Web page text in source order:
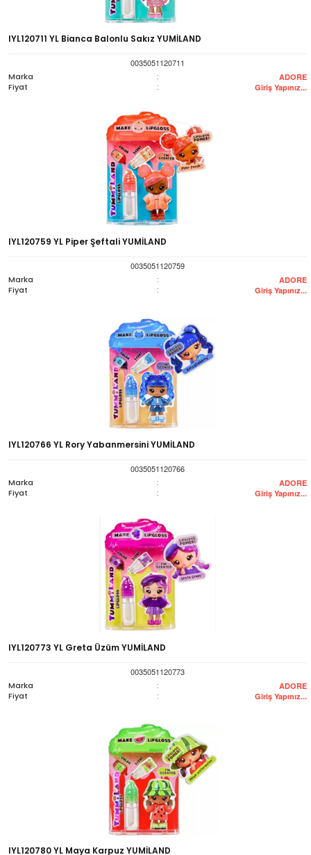
SYLVANIAN FAMILIES (191)
IYL120711 YL Bianca Balonlu Sakız YUMİLAND
0035051120711
Marka
: ADORE
Fiyat : Giriş Yapınız...
IYL120759 YL Piper Şeftali YUMİLAND
0035051120759
Marka
: ADORE
Fiyat : Giriş Yapınız...
IYL120766 YL Rory Yabanmersini YUMİLAND
0035051120766
Marka
: ADORE
Fiyat : Giriş Yapınız...
IYL120773 YL Greta Üzüm YUMİLAND
0035051120773
Marka
: ADORE
Fiyat : Giriş Yapınız...
IYL120780 YL Maya Karpuz YUMİLAND